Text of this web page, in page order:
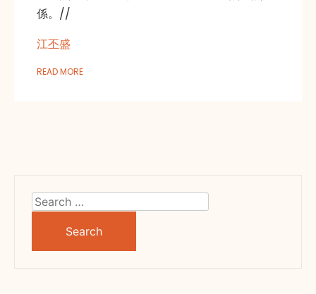
係。//
江丕盛
READ MORE
Search